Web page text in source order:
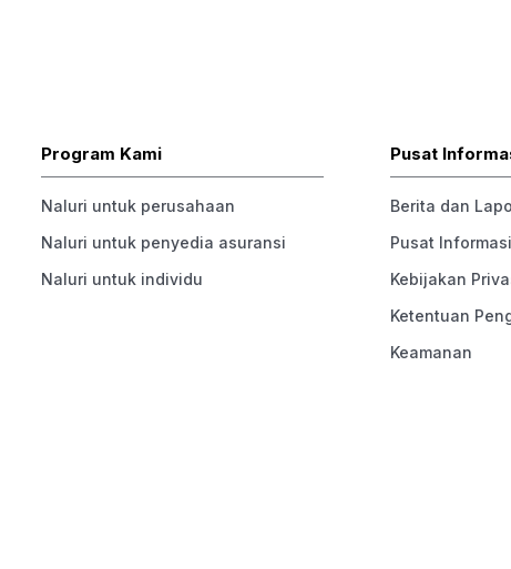
Program Kami
Naluri untuk perusahaan
Naluri untuk penyedia asuransi
Naluri untuk individu
Pusat
Berita dan
Pusat Informasi
Kebijakan
Ketentuan
Keamanan